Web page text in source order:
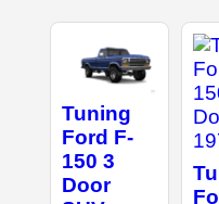
Tuning
Ford F-
150 3
Door